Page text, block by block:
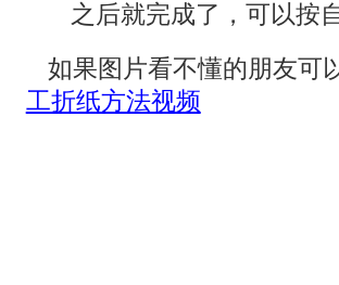
之后就完成了，可以按
如果图片看不懂的朋友可
工折纸方法视频